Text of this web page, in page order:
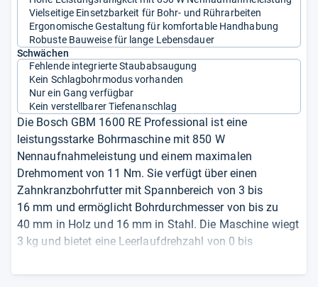
Vielseitige Einsetzbarkeit für Bohr- und Rührarbeiten
Ergonomische Gestaltung für komfortable Handhabung
Robuste Bauweise für lange Lebensdauer
Schwächen
Fehlende integrierte Staubabsaugung
Kein Schlagbohrmodus vorhanden
Nur ein Gang verfügbar
Kein verstellbarer Tiefenanschlag
Die Bosch GBM 1600 RE Professional ist eine
leistungsstarke Bohrmaschine mit 850 W
Nennaufnahmeleistung und einem maximalen
Drehmoment von 11 Nm. Sie verfügt über einen
Zahnkranzbohrfutter mit Spannbereich von 3 bis
16 mm und ermöglicht Bohrdurchmesser von bis zu
40 mm in Holz und 16 mm in Stahl. Die Maschine wiegt
3 kg und bietet eine Leerlaufdrehzahl von 0 bis
Anwendungen ist sie mit einer zusätzlichen Handgriff